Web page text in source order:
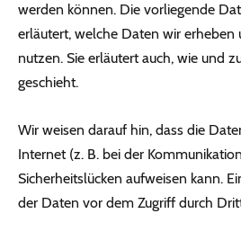
werden können. Die vorliegende
erläutert, welche Daten wir erheben
nutzen. Sie erläutert auch, wie und
geschieht.
Wir weisen darauf hin, dass die
Internet (z. B. bei der
Sicherheitslücken aufweisen kann.
der Daten vor dem Zugriff durch